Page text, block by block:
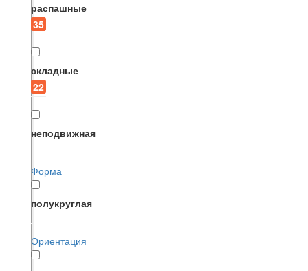
распашные
35
складные
22
неподвижная
Форма
полукруглая
Ориентация